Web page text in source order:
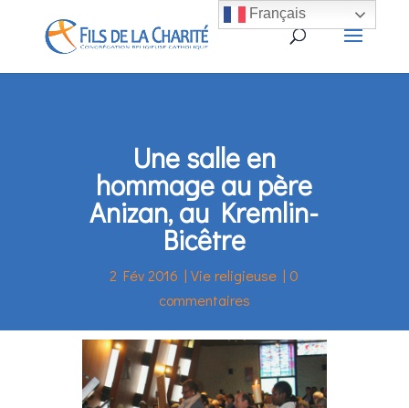
Une salle en
hommage au père
Anizan, au Kremlin-
Bicêtre
2 Fév 2016 |Vie religieuse | 0
commentaires
Français